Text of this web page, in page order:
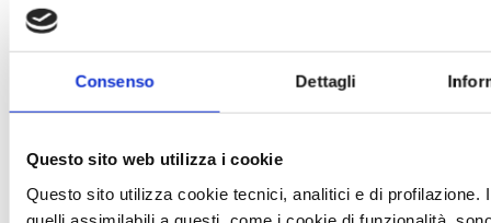
Consenso Dettagli
Questo sito web utilizza i cookie
Questo sito utilizza cookie tecnici, analitici e di profilazione.
ENERGIA: PER LE PICCOLE IMPRESE ITALIANE